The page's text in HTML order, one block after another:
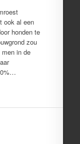
ook al een
honden te
zou
in de